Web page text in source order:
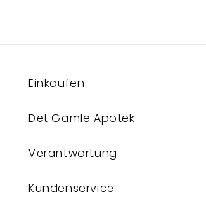
Einkaufen
Det Gamle Apotek
Verantwortung
Kundenservice